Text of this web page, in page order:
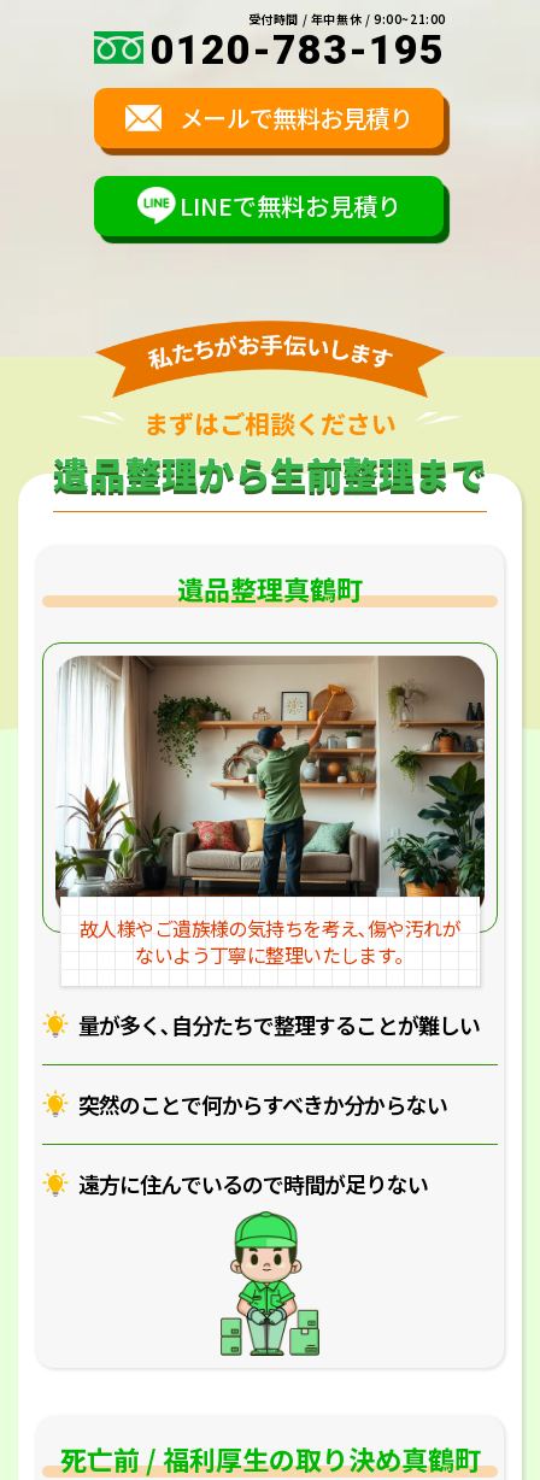
受付時間 / 年中無休 / 9:00~21:00
0120-783-195
メールで無料お見積り
LINEで無料お見積り
まずはご相談ください
遺品整理から生前整理まで
遺品整理から生前整理まで
遺品整理真鶴町
量が多く､自分たちで整理することが難しい
突然のことで何からすべきか分からない
遠方に住んでいるので時間が足りない
故人様やご遺族様の気持ちを考え､傷や汚れが
ないよう丁寧に整理いたします｡
死亡前 / 福利厚生の取り決め真鶴町